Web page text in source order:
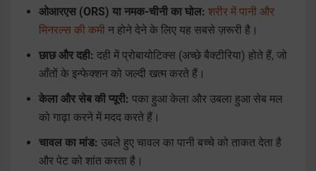
ओआरएस (ORS) या नमक-चीनी का घोल: शरीर में पानी और
मिनरल्स की कमी न होने देने के लिए यह सबसे ज़रूरी है।
छाछ और दही: दही में प्रोबायोटिक्स (अच्छे बैक्टीरिया) होते हैं, जो
आँतों के इन्फेक्शन को जल्दी खत्म करते हैं।
केला और सेब की प्यूरी: पका हुआ केला और उबला हुआ सेब मल
को गाढ़ा करने में मदद करते हैं।
चावल का मांड: उबले हुए चावल का पानी बच्चे को ताकत देता है
और पेट को शांत करता है।